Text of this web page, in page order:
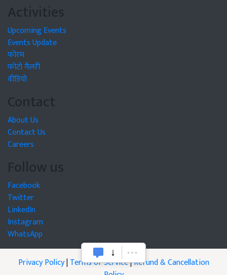
Activities
Upcoming Events
Events Update
फोरम
फोटो गैलरी
वीडियो
Contact
About Us
Contact Us
Careers
Follow us
Facebook
Twitter
LinkedIn
Instagram
WhatsApp
Privacy Policy|Terms of Service|Refund & Cancellation